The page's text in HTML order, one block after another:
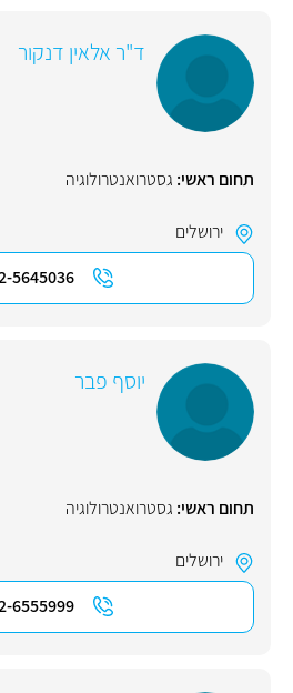
ד"ר אלאין דנקור
תחום ראשי: גסטרואנטרולוגיה
ירושלים
5645036
יוסף פבר
תחום ראשי: גסטרואנטרולוגיה
ירושלים
6555999